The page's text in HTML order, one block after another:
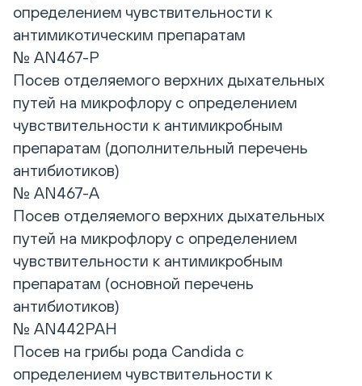
определением чувствительности к
антимикотическим препаратам
№ AN467-Р
Посев отделяемого верхних дыхательных
путей на микрофлору с определением
чувствительности к антимикробным
препаратам (дополнительный перечень
антибиотиков)
№ AN467-А
Посев отделяемого верхних дыхательных
путей на микрофлору с определением
чувствительности к антимикробным
препаратам (основной перечень
антибиотиков)
№ AN442РАН
Посев на грибы рода Candida с
определением чувствительности к